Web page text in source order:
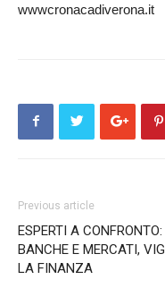
wwwcronacadiverona.it
Previous article
ESPERTI A CONFRONTO:
BANCHE E MERCATI,
LA FINANZA